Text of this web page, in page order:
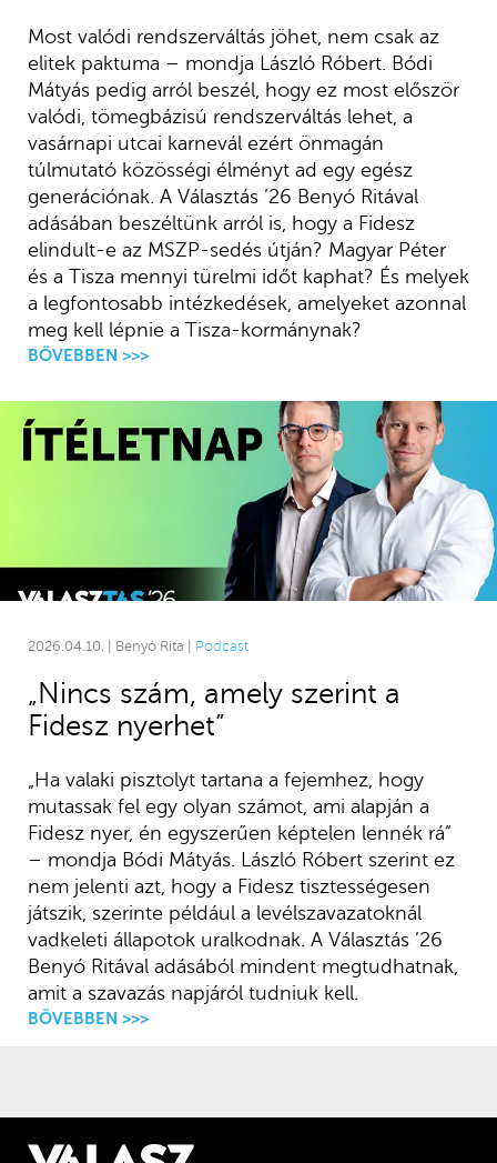
Most valódi rendszerváltás jöhet, nem csak az
elitek paktuma – mondja László Róbert. Bódi
Mátyás pedig arról beszél, hogy ez most először
valódi, tömegbázisú rendszerváltás lehet, a
vasárnapi utcai karnevál ezért önmagán
túlmutató közösségi élményt ad egy egész
generációnak. A Választás ’26 Benyó Ritával
adásában beszéltünk arról is, hogy a Fidesz
elindult-e az MSZP-sedés útján? Magyar Péter
és a Tisza mennyi türelmi időt kaphat? És melyek
a legfontosabb intézkedések, amelyeket azonnal
meg kell lépnie a Tisza-kormánynak?
BŐVEBBEN >>>
2026.04.10. | Benyó Rita | Podcast
„Nincs szám, amely szerint a
Fidesz nyerhet”
„Ha valaki pisztolyt tartana a fejemhez, hogy
mutassak fel egy olyan számot, ami alapján a
Fidesz nyer, én egyszerűen képtelen lennék rá”
– mondja Bódi Mátyás. László Róbert szerint ez
nem jelenti azt, hogy a Fidesz tisztességesen
játszik, szerinte például a levélszavazatoknál
vadkeleti állapotok uralkodnak. A Választás ’26
Benyó Ritával adásából mindent megtudhatnak,
amit a szavazás napjáról tudniuk kell.
BŐVEBBEN >>>